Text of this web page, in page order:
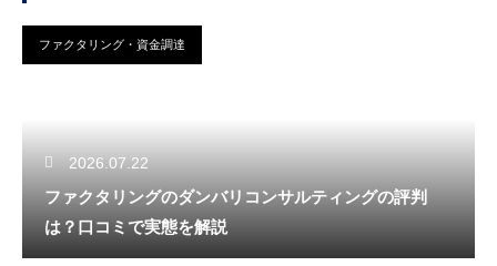
ファクタリング・資金調達
2026.07.22
ファクタリングのダンバリコンサルティングの評判
は？口コミで実態を解説